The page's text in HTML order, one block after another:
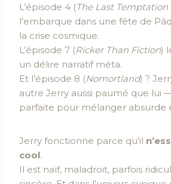
L’épisode 4 (The Last Temptation
l’embarque dans une fête de
la crise cosmique.
L’épisode 7 (Ricker Than Fiction)
un délire narratif méta.
Et l’épisode 8 (Nomortland) ?
autre Jerry aussi paumé que lui
parfaite pour mélanger absurde
Jerry fonctionne parce qu’il
cool.
Il est naïf, maladroit, parfois